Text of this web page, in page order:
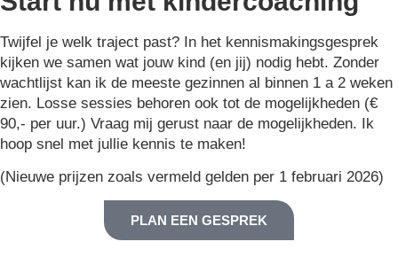
Twijfel je welk traject past? In het kennismakingsgesprek
kijken we samen wat jouw kind (en jij) nodig hebt. Zonder
wachtlijst kan ik de meeste gezinnen al binnen 1 a 2 weken
zien. Losse sessies behoren ook tot de mogelijkheden (€
90,- per uur.) Vraag mij gerust naar de mogelijkheden. Ik
hoop snel met jullie kennis te maken!
(Nieuwe prijzen zoals vermeld gelden per 1 februari 2026)
PLAN EEN GESPREK